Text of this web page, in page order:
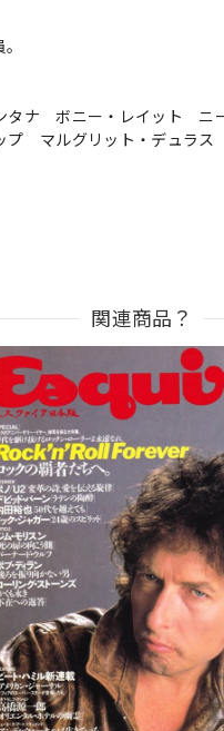
タナ ボニー・レイット ニ
マルグリット・デュラ
関連商品？